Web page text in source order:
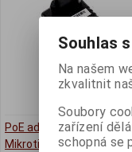
PoE adaptér 24V 1A 24W
Mikrotik RB a Alix
Souhlas
Na našem
zkvalitnit
Soubory
zařízení
schopná se